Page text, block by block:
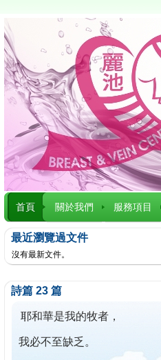
首頁 關於我們 服務項目
最近瀏覽過文件
沒有最新文件。
詩篇 23 篇
耶和華是我的牧者，
我必不至缺乏。
今已篩檢出1700位乳癌患者,